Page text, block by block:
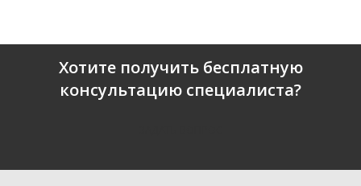
Хотите получить бесплатную
консультацию специалиста?